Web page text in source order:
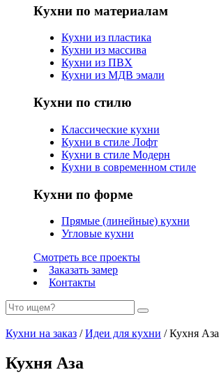
Кухни по материалам
Кухни из пластика
Кухни из массива
Кухни из ПВХ
Кухни из МДВ эмали
Кухни по стилю
Классические кухни
Кухни в стиле Лофт
Кухни в стиле Модерн
Кухни в современном стиле
Кухни по форме
Прямые (линейные) кухни
Угловые кухни
Смотреть все проекты
Заказать замер
Контакты
Кухни на заказ /Идеи для кухни / Кухня Аза
Кухня Аза